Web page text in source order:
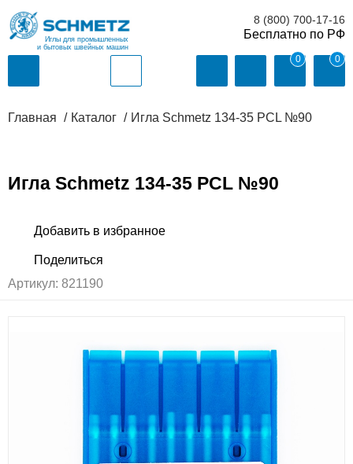
Иглы для промышленных
и бытовых швейных машин
8 (800) 700-17-16
0 0
Главная Каталог Игла Schmetz 134-35 PCL №90
Игла Schmetz 134-35 PCL №90
Артикул: 821190